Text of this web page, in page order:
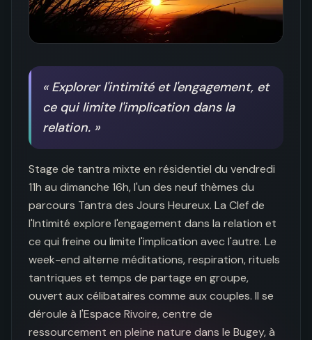
«Explorer l'intimité et l'engagement, et
ce qui limite l'implication dans la
relation. »
Stage de tantra mixte en résidentiel du vendredi
11h au dimanche 16h, l'un des neuf thèmes du
parcours Tantra des Jours Heureux. La Clef de
l'Intimité explore l'engagement dans la relation et
ce qui freine ou limite l'implication avec l'autre. Le
week-end alterne méditations, respiration, rituels
tantriques et temps de partage en groupe,
ouvert aux célibataires comme aux couples. Il se
déroule à l'Espace Rivoire, centre de
ressourcement en pleine nature dans le Bugey, à